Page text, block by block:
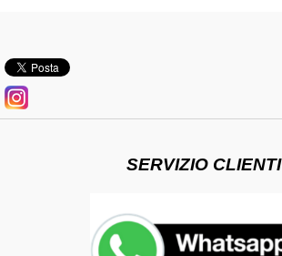
SERVIZIO CLIENTI